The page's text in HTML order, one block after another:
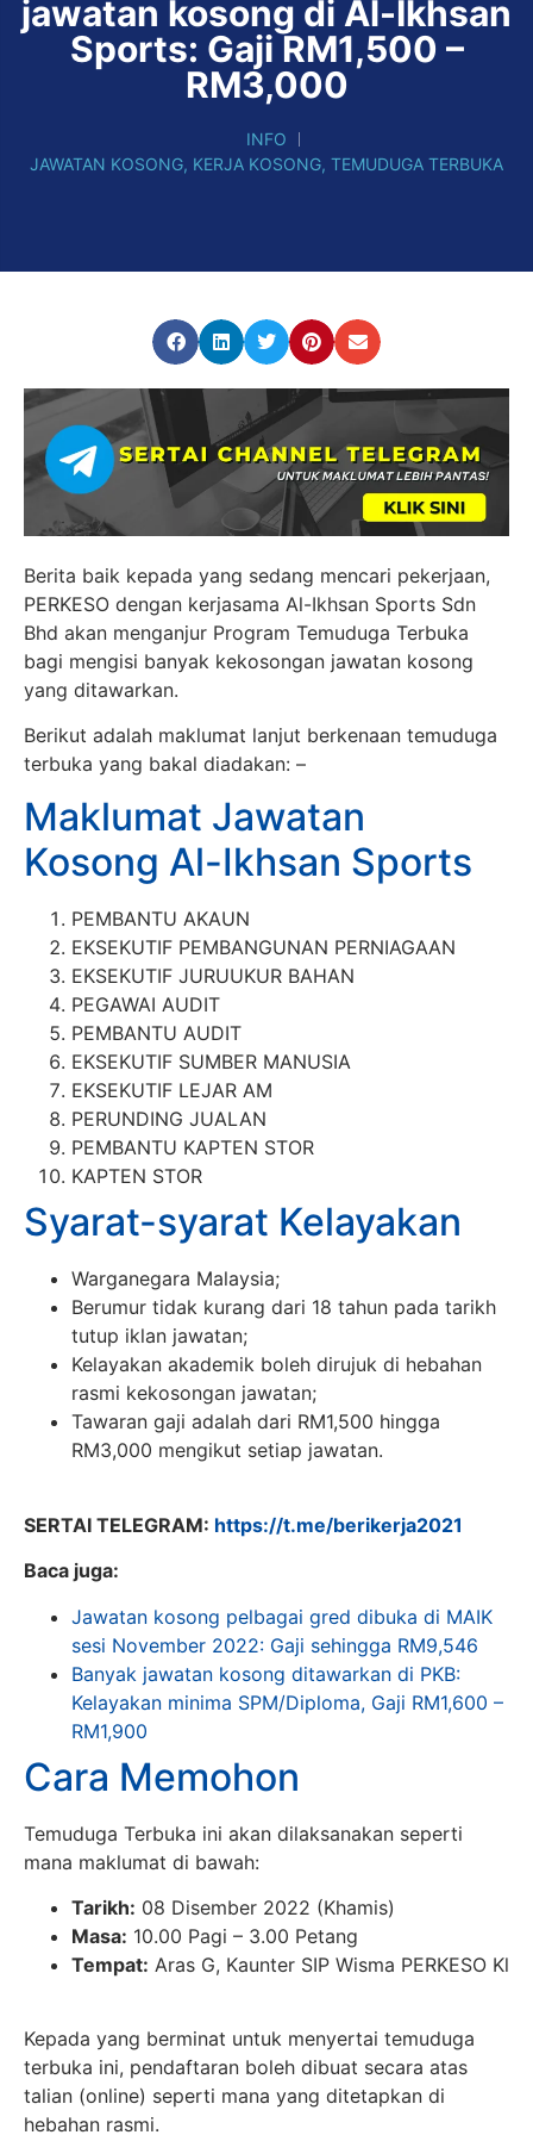
jawatan kosong di Al-Ikhsan
Sports: Gaji RM1,500 –
RM3,000
INFO
JAWATAN KOSONG, KERJA KOSONG, TEMUDUGA TERBUKA
Berita baik kepada yang sedang mencari pekerjaan,
PERKESO dengan kerjasama Al-Ikhsan Sports Sdn
Bhd akan menganjur Program Temuduga Terbuka
bagi mengisi banyak kekosongan jawatan kosong
yang ditawarkan.
Berikut adalah maklumat lanjut berkenaan temuduga
terbuka yang bakal diadakan: –
Maklumat Jawatan
Kosong Al-Ikhsan Sports
PEMBANTU AKAUN
EKSEKUTIF PEMBANGUNAN PERNIAGAAN
EKSEKUTIF JURUUKUR BAHAN
PEGAWAI AUDIT
PEMBANTU AUDIT
EKSEKUTIF SUMBER MANUSIA
EKSEKUTIF LEJAR AM
PERUNDING JUALAN
PEMBANTU KAPTEN STOR
KAPTEN STOR
Syarat-syarat Kelayakan
Warganegara Malaysia;
Berumur tidak kurang dari 18 tahun pada tarikh
tutup iklan jawatan;
Kelayakan akademik boleh dirujuk di hebahan
rasmi kekosongan jawatan;
Tawaran gaji adalah dari RM1,500 hingga
RM3,000 mengikut setiap jawatan.
SERTAI TELEGRAM: https://t.me/berikerja2021
Baca juga:
Jawatan kosong pelbagai gred dibuka di MAIK
sesi November 2022: Gaji sehingga RM9,546
Banyak jawatan kosong ditawarkan di PKB:
Kelayakan minima SPM/Diploma, Gaji RM1,600 –
RM1,900
Cara Memohon
Temuduga Terbuka ini akan dilaksanakan seperti
mana maklumat di bawah:
Tarikh: 08 Disember 2022 (Khamis)
Masa: 10.00 Pagi – 3.00 Petang
Tempat: Aras G, Kaunter SIP Wisma PERKESO Kl
Kepada yang berminat untuk menyertai temuduga
terbuka ini, pendaftaran boleh dibuat secara atas
talian (online) seperti mana yang ditetapkan di
hebahan rasmi.